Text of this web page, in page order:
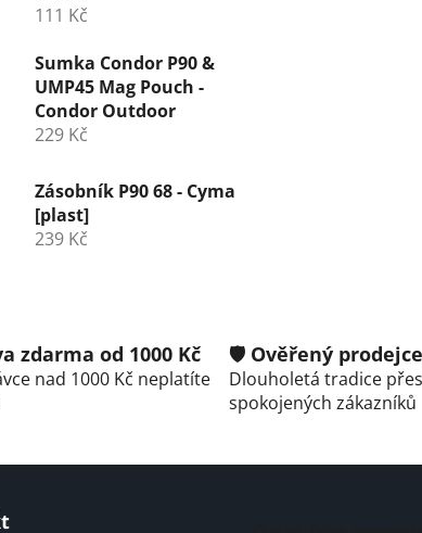
111 Kč
Sumka Condor P90 &
UMP45 Mag Pouch -
Condor Outdoor
229 Kč
Zásobník P90 68 - Cyma
[plast]
239 Kč
zdarma od 1000 Kč
nad 1000 Kč neplatíte
🛡️ Ověřený prodejce
Dlouholetá tradice
spokojených zákazníků